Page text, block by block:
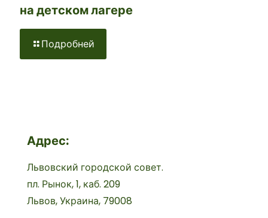
на детском лагере
Подробней
Адрес:
Львовский городской совет.
пл. Рынок, 1, каб. 209
Львов, Украина, 79008